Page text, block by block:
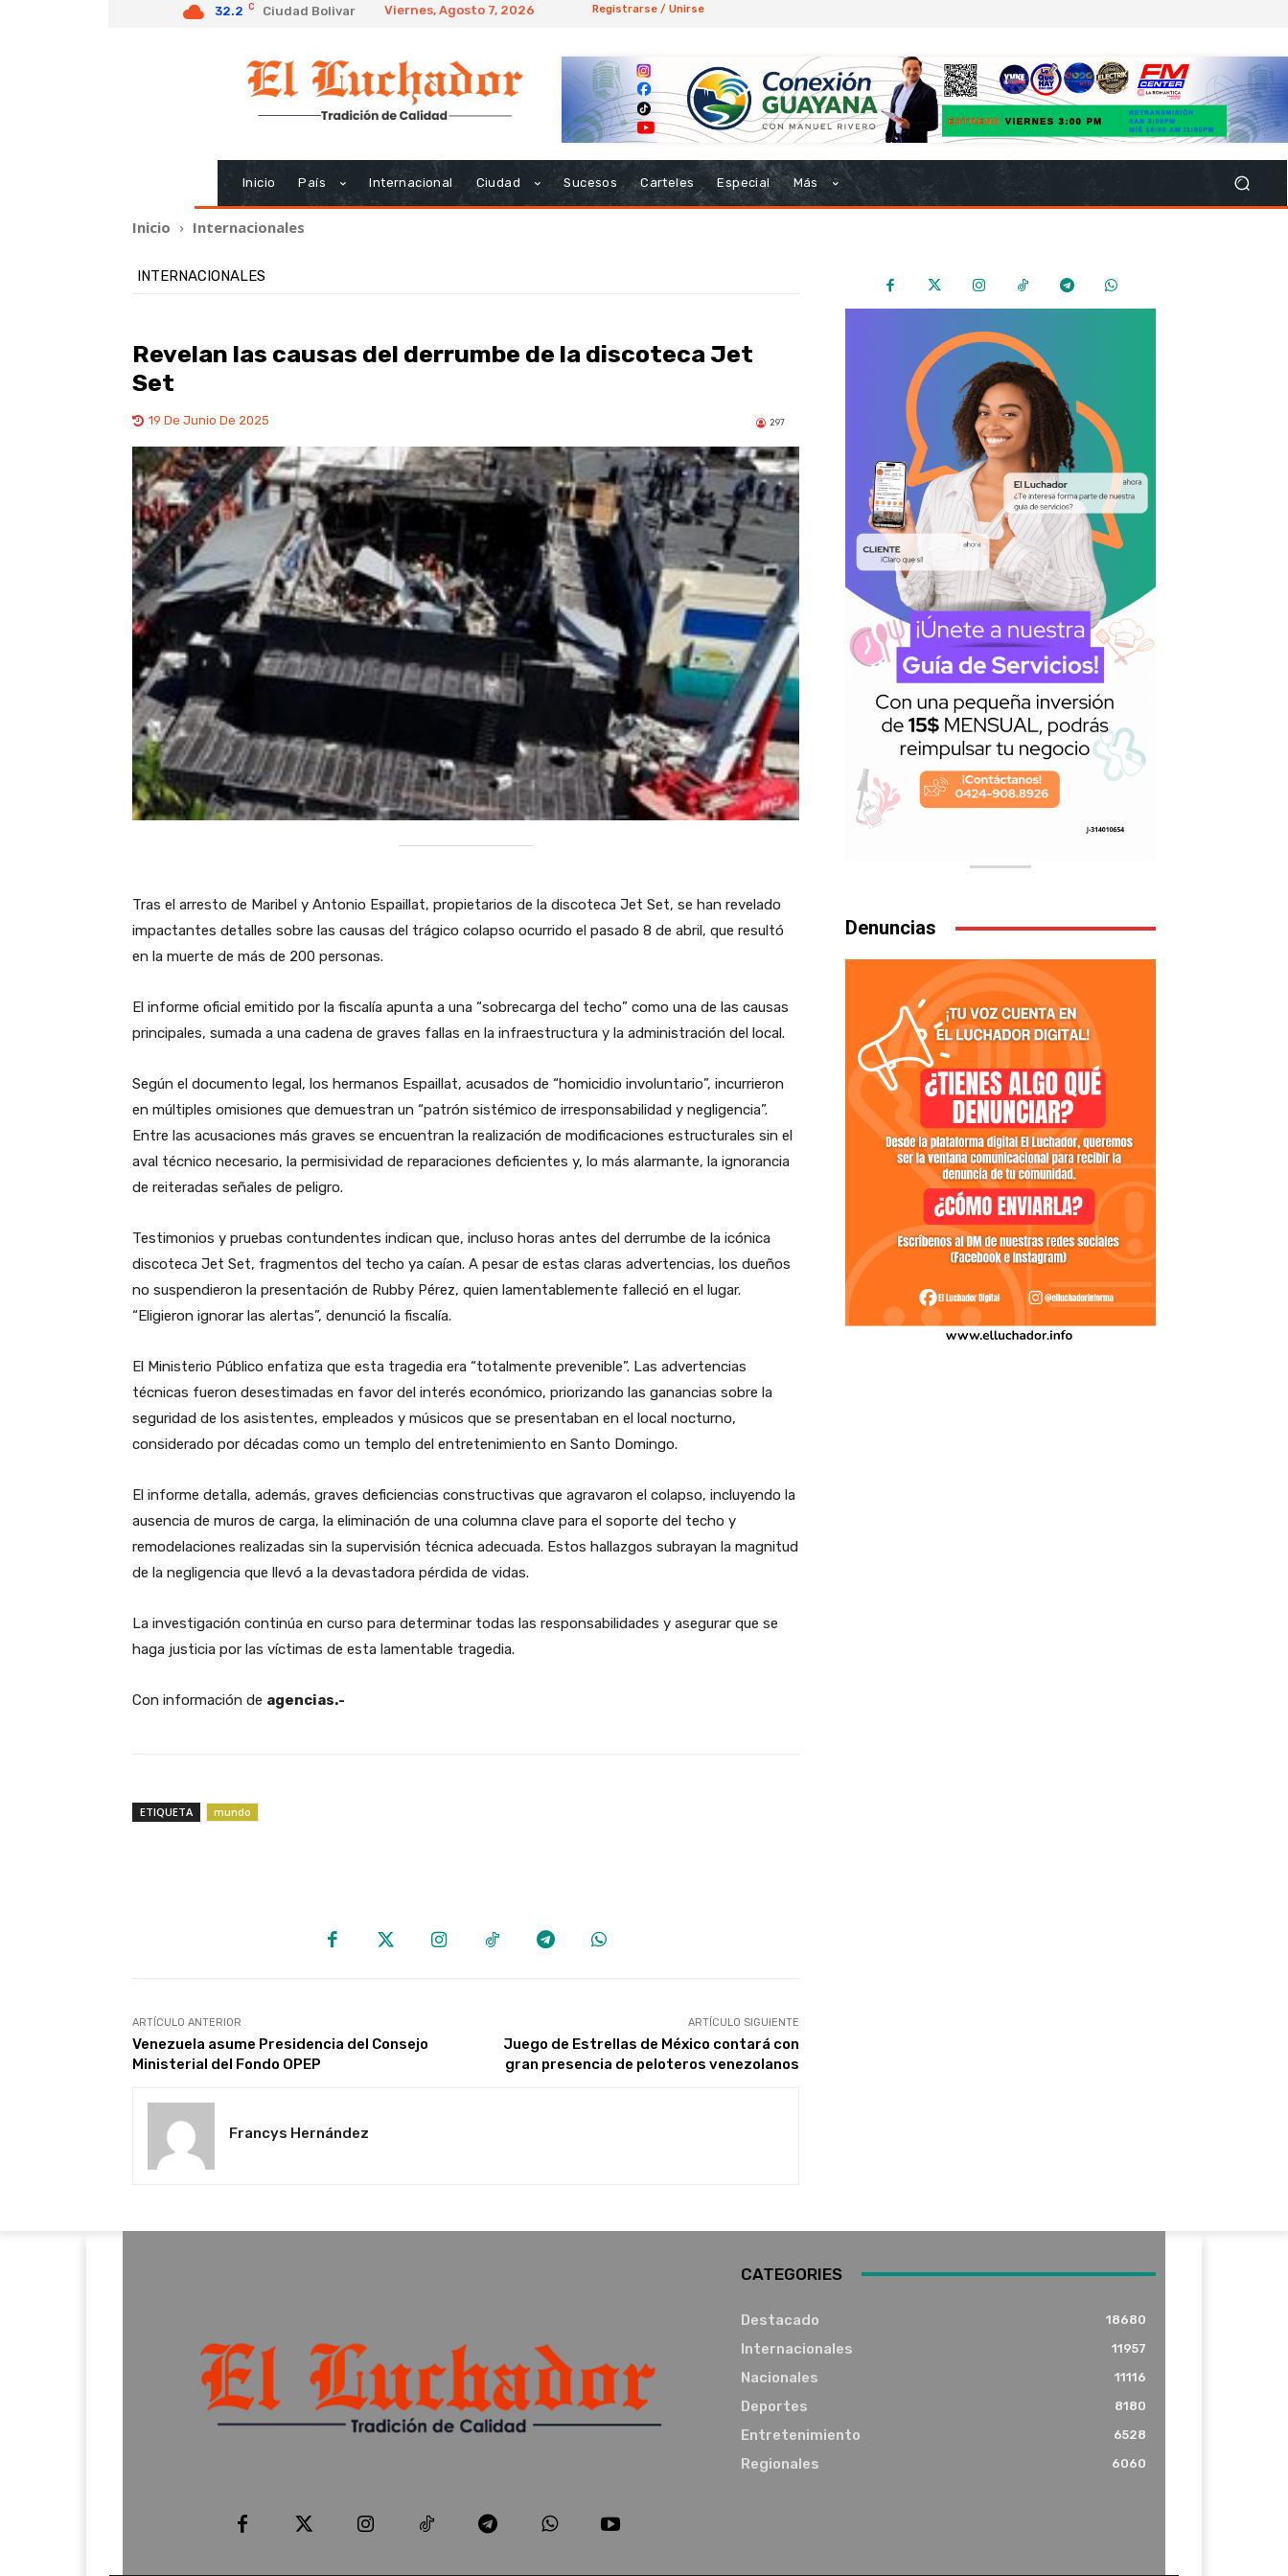
32.2 C Ciudad Bolivar Viernes, Agosto 7, 2026 Registrarse / Unirse
Inicio País Internacional Ciudad Sucesos Carteles Especial Más
Inicio Internacionales
INTERNACIONALES
Revelan las causas del derrumbe de la discoteca Jet
Set
19 De Junio De 2025 297
Tras el arresto de Maribel y Antonio Espaillat, propietarios de la discoteca Jet Set, se han revelado
impactantes detalles sobre las causas del trágico colapso ocurrido el pasado 8 de abril, que resultó
en la muerte de más de 200 personas.
El informe oficial emitido por la fiscalía apunta a una “sobrecarga del techo” como una de las causas
principales, sumada a una cadena de graves fallas en la infraestructura y la administración del local.
Según el documento legal, los hermanos Espaillat, acusados de “homicidio involuntario”, incurrieron
en múltiples omisiones que demuestran un “patrón sistémico de irresponsabilidad y negligencia”.
Entre las acusaciones más graves se encuentran la realización de modificaciones estructurales sin el
aval técnico necesario, la permisividad de reparaciones deficientes y, lo más alarmante, la ignorancia
de reiteradas señales de peligro.
Testimonios y pruebas contundentes indican que, incluso horas antes del derrumbe de la icónica
discoteca Jet Set, fragmentos del techo ya caían. A pesar de estas claras advertencias, los dueños
no suspendieron la presentación de Rubby Pérez, quien lamentablemente falleció en el lugar.
“Eligieron ignorar las alertas”, denunció la fiscalía.
El Ministerio Público enfatiza que esta tragedia era “totalmente prevenible”. Las advertencias
técnicas fueron desestimadas en favor del interés económico, priorizando las ganancias sobre la
seguridad de los asistentes, empleados y músicos que se presentaban en el local nocturno,
considerado por décadas como un templo del entretenimiento en Santo Domingo.
El informe detalla, además, graves deficiencias constructivas que agravaron el colapso, incluyendo la
ausencia de muros de carga, la eliminación de una columna clave para el soporte del techo y
remodelaciones realizadas sin la supervisión técnica adecuada. Estos hallazgos subrayan la magnitud
de la negligencia que llevó a la devastadora pérdida de vidas.
La investigación continúa en curso para determinar todas las responsabilidades y asegurar que se
haga justicia por las víctimas de esta lamentable tragedia.
Con información de agencias.-
ETIQUETA mundo
ARTÍCULO ANTERIOR
Venezuela asume Presidencia del Consejo
Ministerial del Fondo OPEP
ARTÍCULO SIGUIENTE
Juego de Estrellas de México contará con
gran presencia de peloteros venezolanos
Francys Hernández
Denuncias
CATEGORIES
Destacado 18680
Internacionales 11957
Nacionales 11116
Deportes 8180
Entretenimiento 6528
Regionales 6060